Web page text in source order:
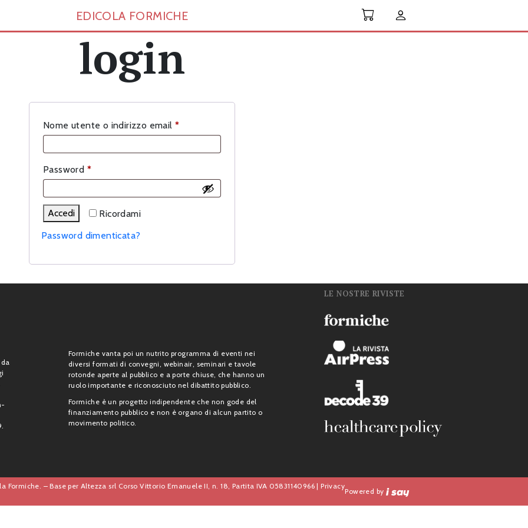
EDICOLA FORMICHE
login
Nome utente o indirizzo email *Richiesto
Password *Richiesto
Ricordami
Accedi
Password dimenticata?
Formiche vanta poi un nutrito programma di eventi nei
diversi formati di convegni, webinair, seminari e tavole
rotonde aperte al pubblico e a porte chiuse, che hanno un
ruolo importante e riconosciuto nel dibattito pubblico.
Formiche è un progetto indipendente che non gode del
finanziamento pubblico e non è organo di alcun partito o
movimento politico.
LE NOSTRE RIVISTE
Formiche. – Base per Altezza srl Corso Vittorio Emanuele II, n. 18, Partita IVA 05831140966 |Privacy
Powered by